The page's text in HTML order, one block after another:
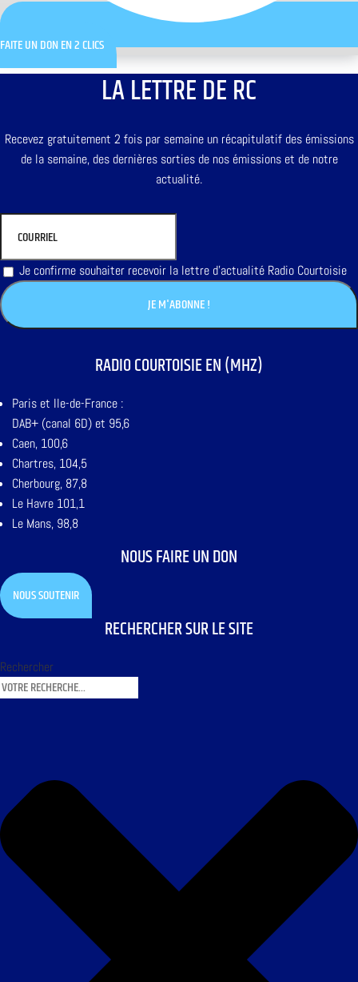
FAITE UN DON EN 2 CLICS
LA LETTRE DE RC
Recevez gratuitement 2 fois par semaine un récapitulatif des émissions
de la semaine, des dernières sorties de nos émissions et de notre
actualité.
Je confirme souhaiter recevoir la lettre d'actualité Radio Courtoisie
RADIO COURTOISIE EN (MHZ)
Paris et Ile-de-France :
DAB+ (canal 6D) et 95,6
Caen, 100,6
Chartres, 104,5
Cherbourg, 87,8
Le Havre 101,1
Le Mans, 98,8
NOUS FAIRE UN DON
NOUS SOUTENIR
RECHERCHER SUR LE SITE
Rechercher